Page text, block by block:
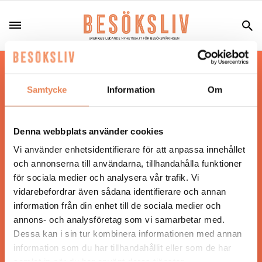
Samtycke Information Om
Denna webbplats använder cookies
Vi använder enhetsidentifierare för att anpassa innehållet
och annonserna till användarna, tillhandahålla funktioner
för sociala medier och analysera vår trafik. Vi
vidarebefordrar även sådana identifierare och annan
information från din enhet till de sociala medier och
annons- och analysföretag som vi samarbetar med.
Dessa kan i sin tur kombinera informationen med annan
information som du har tillhandahållit eller som de har
Hos oss läser du landets mest uppdaterade
nyheter och snackisar inom besöksnäringen.
Besöksliv i sin tryckta form är ett affärsmagasin
Tidningen ges ut avVisita
ANSVARIG UTGIVARE
Jonas Siljhammar
UPPHOVSRÄTT